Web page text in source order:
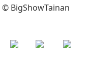
BigShowTainan